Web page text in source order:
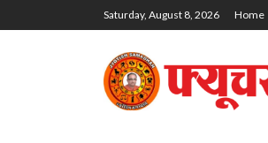
Saturday, August 8, 2026 Home